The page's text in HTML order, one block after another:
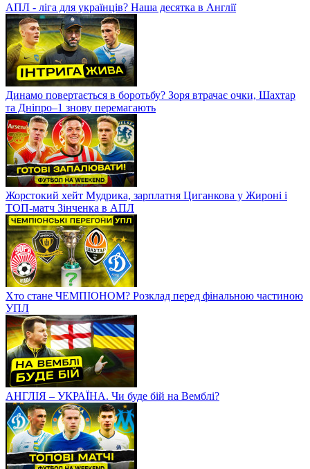
АПЛ - ліга для українців? Наша десятка в Англії
Динамо повертається в боротьбу? Зоря втрачає очки, Шахтар
та Дніпро–1 знову перемагають
Жорстокий хейт Мудрика, зарплатня Циганкова у Жироні і
ТОП-матч Зінченка в АПЛ
Хто стане ЧЕМПІОНОМ? Розклад перед фінальною частиною
УПЛ
АНГЛІЯ – УКРАЇНА. Чи буде бій на Вемблі?